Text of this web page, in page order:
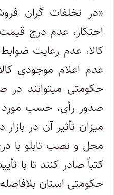
«در تخلفات گران
احتکار، عدم درج
کالا، عدم رعایت
عدم اعلام موجودی
حکومتی میتوانند
صدور رأی، حسب
میزان تأثیر آن در
محل و نصب تابلو با
کتباً صادر کنند تا با
حکومتی استان